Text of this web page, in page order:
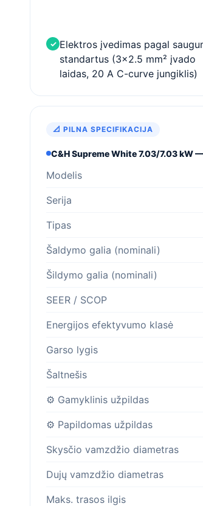
✓ Elektros įvedimas pagal
standartus (3×2.5 mm² įvado
laidas, 20 A C-curve jungiklis)
📐 PILNA SPECIFIKACIJA
C&H Supreme White 7.03/7.03 kW
Modelis
Serija
Tipas
Šaldymo galia (nominali)
Šildymo galia (nominali)
SEER / SCOP
Energijos efektyvumo klasė
Garso lygis
Šaltnešis
⚙️ Gamyklinis užpildas
⚙️ Papildomas užpildas
Skysčio vamzdžio diametras
Dujų vamzdžio diametras
Maks. trasos ilgis